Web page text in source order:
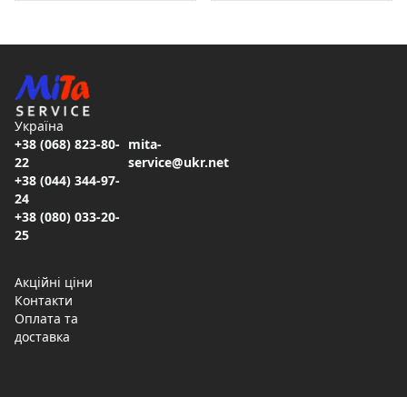
Україна
+38 (068) 823-80-
22
+38 (044) 344-97-
24
+38 (080) 033-20-
25
mita-
service@ukr.net
Акційні ціни
Контакти
Оплата та
доставка